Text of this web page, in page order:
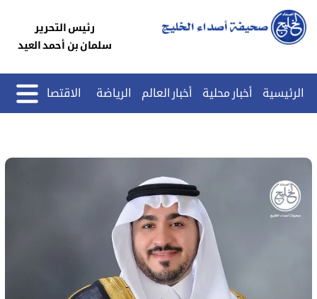
رئيس التحرير
سلمان بن أحمد العيد
الرئيسية أخبار محلية أخبار العالم الرياضة الاقتصاد